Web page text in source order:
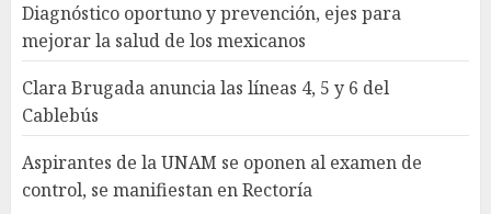
Diagnóstico oportuno y prevención, ejes para
mejorar la salud de los mexicanos
Clara Brugada anuncia las líneas 4, 5 y 6 del
Cablebús
Aspirantes de la UNAM se oponen al examen de
control, se manifiestan en Rectoría